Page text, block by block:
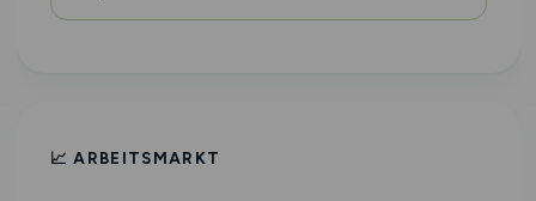
📈 ARBEITSMARKT